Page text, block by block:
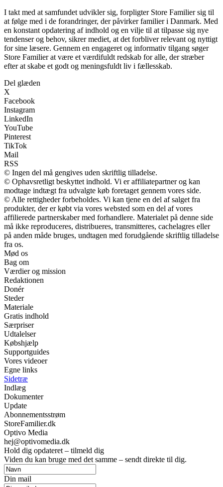
I takt med at samfundet udvikler sig, forpligter Store Familier sig til
at følge med i de forandringer, der påvirker familier i Danmark. Med
en konstant opdatering af indhold og en vilje til at tilpasse sig nye
tendenser og behov, sikrer mediet, at det forbliver relevant og nyttigt
for sine læsere. Gennem en engageret og informativ tilgang søger
Store Familier at være et værdifuldt redskab for alle, der stræber
efter at skabe et godt og meningsfuldt liv i fællesskab.
Del glæden
X
Facebook
Instagram
LinkedIn
YouTube
Pinterest
TikTok
Mail
RSS
© Ingen del må gengives uden skriftlig tilladelse.
© Ophavsretligt beskyttet indhold. Vi er affiliatepartner og kan
modtage indtægt fra udvalgte køb foretaget gennem vores side.
© Alle rettigheder forbeholdes. Vi kan tjene en del af salget fra
produkter, der er købt via vores websted som en del af vores
affilierede partnerskaber med forhandlere. Materialet på denne side
må ikke reproduceres, distribueres, transmitteres, cachelagres eller
på anden måde bruges, undtagen med forudgående skriftlig tilladelse
fra os.
Mød os
Bag om
Værdier og mission
Redaktionen
Donér
Steder
Materiale
Gratis indhold
Særpriser
Udtalelser
Købshjælp
Supportguides
Vores videoer
Egne links
Sidetræ
Indlæg
Dokumenter
Update
Abonnementsstrøm
StoreFamilier.dk
Optivo Media
hej@optivomedia.dk
Hold dig opdateret – tilmeld dig
Viden du kan bruge med det samme – sendt direkte til dig.
Din mail